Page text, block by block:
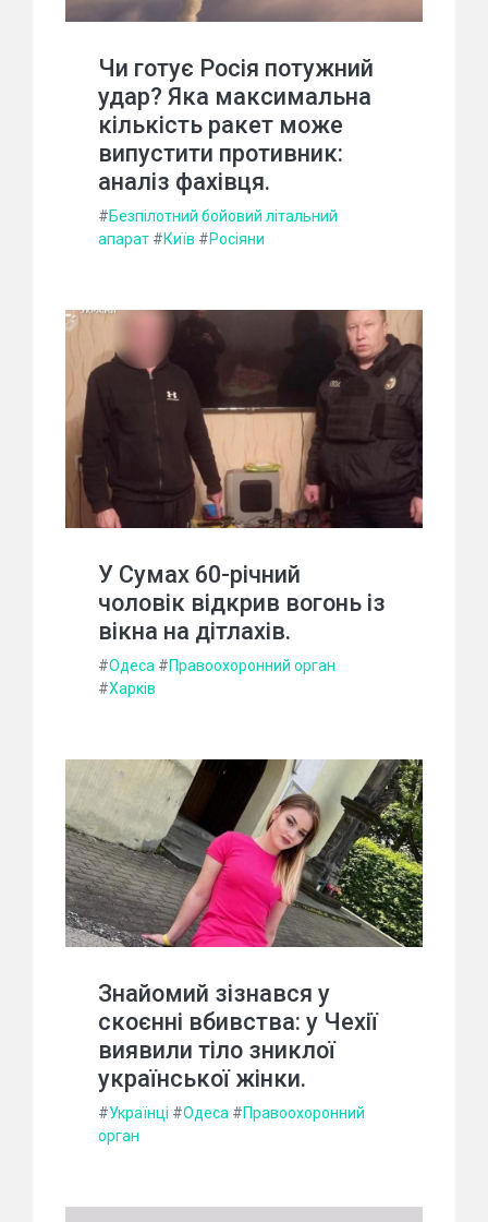
Чи готує Росія потужний
удар? Яка максимальна
кількість ракет може
випустити противник:
аналіз фахівця.
#Безпілотний бойовий літальний
апарат #Київ #Росіяни
У Сумах 60-річний
чоловік відкрив вогонь із
вікна на дітлахів.
#Одеса #Правоохоронний орган
#Харків
Знайомий зізнався у
скоєнні вбивства: у Чехії
виявили тіло зниклої
української жінки.
#Українці #Одеса #Правоохоронний
орган